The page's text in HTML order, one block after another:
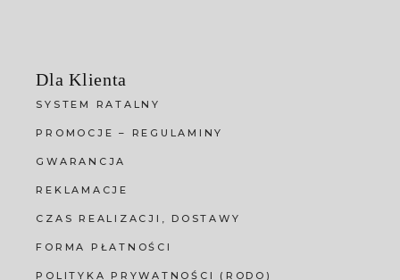
Dla Klienta
SYSTEM RATALNY
PROMOCJE – REGULAMINY
GWARANCJA
REKLAMACJE
CZAS REALIZACJI, DOSTAWY
FORMA PŁATNOŚCI
POLITYKA PRYWATNOŚCI (RODO)